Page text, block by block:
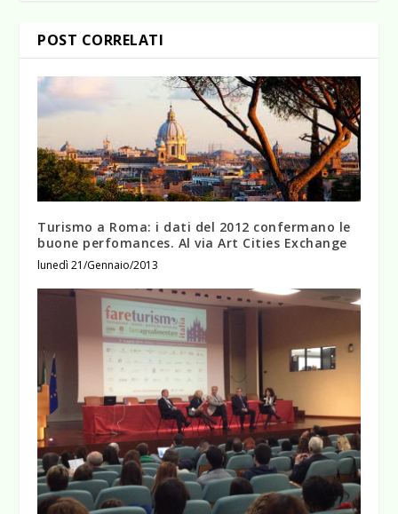
POST CORRELATI
Turismo a Roma: i dati del 2012 confermano le
buone perfomances. Al via Art Cities Exchange
lunedì 21/Gennaio/2013